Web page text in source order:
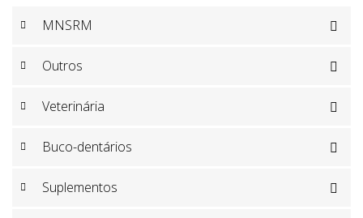
MNSRM 
Outros 
Veterinária 
Buco-dentários 
Suplementos 